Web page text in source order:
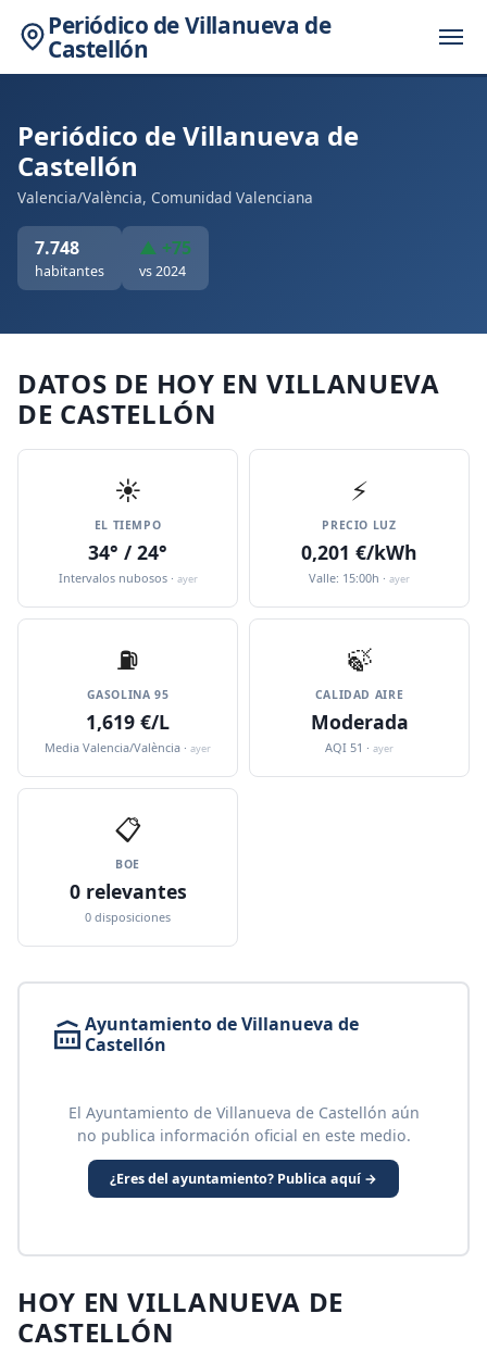
Periódico de Villanueva de
Castellón
Periódico de Villanueva de
Castellón
Valencia/València, Comunidad Valenciana
7.748
habitantes
▲ +75
vs 2024
DATOS DE HOY EN VILLANUEVA
DE CASTELLÓN
☀️
EL TIEMPO
34° / 24°
Intervalos nubosos · ayer
⚡
PRECIO LUZ
0,201 €/kWh
Valle: 15:00h · ayer
⛽️
GASOLINA 95
1,619 €/L
Media Valencia/València · ayer
🍃
CALIDAD AIRE
Moderada
AQI 51 · ayer
📋
BOE
0 relevantes
0 disposiciones
Ayuntamiento de Villanueva de
Castellón
El Ayuntamiento de Villanueva de Castellón aún
no publica información oficial en este medio.
¿Eres del ayuntamiento? Publica aquí →
HOY EN VILLANUEVA DE
CASTELLÓN